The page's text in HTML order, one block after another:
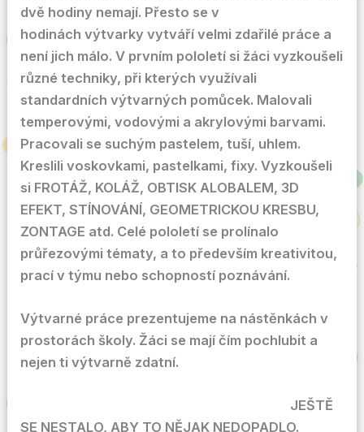
dvě hodiny nemají. Přesto se v
hodinách výtvarky vytváří velmi zdařilé práce a
není jich málo. V prvním pololetí si žáci vyzkoušeli
různé techniky, při kterých využívali
standardních výtvarných pomůcek. Malovali
temperovými, vodovými a akrylovými barvami.
Pracovali se suchým pastelem, tuší, uhlem.
Kreslili voskovkami, pastelkami, fixy. Vyzkoušeli
si FROTÁŽ, KOLÁŽ, OBTISK ALOBALEM, 3D
EFEKT, STÍNOVÁNÍ, GEOMETRICKOU KRESBU,
ZONTAGE atd. Celé pololetí se prolínalo
průřezovými tématy, a to především kreativitou,
prací v týmu nebo schopností poznávání.
Výtvarné práce prezentujeme na nástěnkách v
prostorách školy. Žáci se mají čím pochlubit a
nejen ti výtvarně zdatní.
JEŠTĚ
SE NESTALO, ABY TO NĚJAK NEDOPADLO.